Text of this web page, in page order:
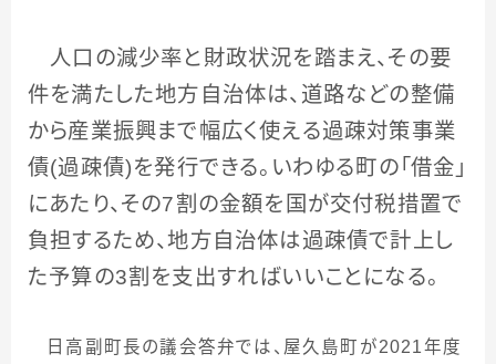
人口の減少率と財政状況を踏まえ、その要
件を満たした地方自治体は、道路などの整備
から産業振興まで幅広く使える過疎対策事業
債(過疎債)を発行できる。いわゆる町の「借金」
にあたり、その7割の金額を国が交付税措置で
負担するため、地方自治体は過疎債で計上し
た予算の3割を支出すればいいことになる。
日高副町長の議会答弁では、屋久島町が2021年度